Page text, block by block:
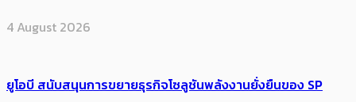
4 August 2026
ยูโอบี สนับสนุนการขยายธุรกิจโซลูชันพลังงานยั่งยืนของ SP